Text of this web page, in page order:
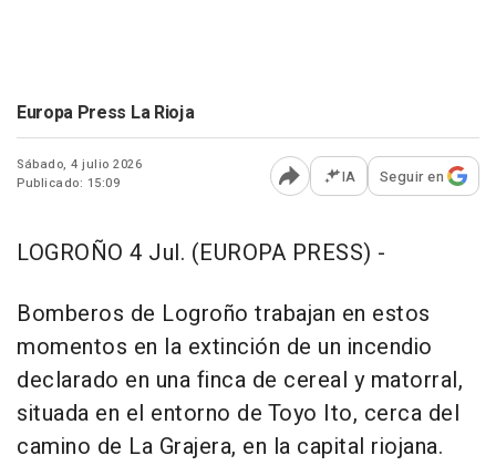
Europa Press La Rioja
Sábado, 4 julio 2026
Publicado: 15:09
Abrir opciones para
IA Seguir en
LOGROÑO 4 Jul. (EUROPA PRESS) -
Bomberos de Logroño trabajan en estos
momentos en la extinción de un incendio
declarado en una finca de cereal y matorral,
situada en el entorno de Toyo Ito, cerca del
camino de La Grajera, en la capital riojana.